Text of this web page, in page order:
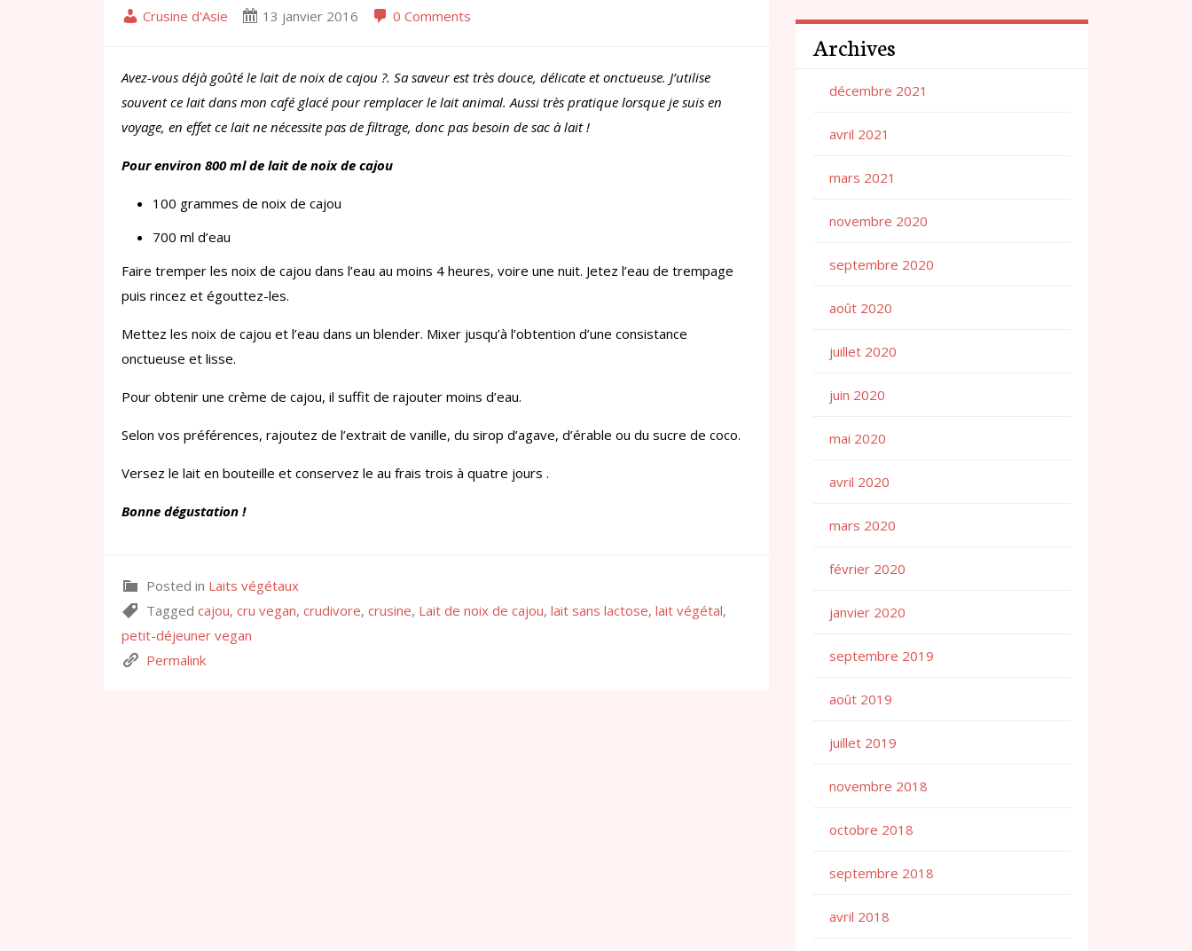
Crusine d'Asie 13 janvier 2016 0 Comments
Avez-vous déjà goûté le lait de noix de cajou ?. Sa saveur est très douce, délicate et onctueuse. J’utilise
souvent ce lait dans mon café glacé pour remplacer le lait animal. Aussi très pratique lorsque je suis en
voyage, en effet ce lait ne nécessite pas de filtrage, donc pas besoin de sac à lait !
Pour environ 800 ml de lait de noix de cajou
100 grammes de noix de cajou
700 ml d’eau
Faire tremper les noix de cajou dans l’eau au moins 4 heures, voire une nuit. Jetez l’eau de trempage
puis rincez et égouttez-les.
Mettez les noix de cajou et l’eau dans un blender. Mixer jusqu’à l’obtention d’une consistance
onctueuse et lisse.
Pour obtenir une crème de cajou, il suffit de rajouter moins d’eau.
Selon vos préférences, rajoutez de l’extrait de vanille, du sirop d’agave, d’érable ou du sucre de coco.
Versez le lait en bouteille et conservez le au frais trois à quatre jours .
Bonne dégustation !
Posted in Laits végétaux
Tagged cajou, cru vegan, crudivore, crusine, Lait de noix de cajou, lait sans lactose, lait végétal,
petit-déjeuner vegan
Permalink
Archives
décembre 2021
avril 2021
mars 2021
novembre 2020
septembre 2020
août 2020
juillet 2020
juin 2020
mai 2020
avril 2020
mars 2020
février 2020
janvier 2020
septembre 2019
août 2019
juillet 2019
novembre 2018
octobre 2018
septembre 2018
avril 2018